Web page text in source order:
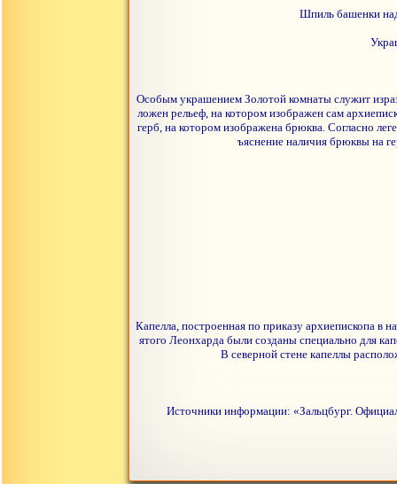
Шпиль башенки над
Особым украшением Золотой комнаты служит
ложен рельеф, на котором изображен сам
герб, на котором изображена брюква. Согласно
ъяснение наличия брюквы на
Капелла, построенная по приказу архиепископа в
ятого Леонхарда были созданы специально для
В северной стене капеллы
Источники информации: «Зальцбург.